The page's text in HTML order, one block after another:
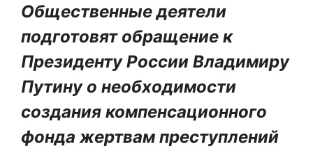
Общественные деятели
подготовят обращение к
Президенту России Владимиру
Путину о необходимости
создания компенсационного
фонда жертвам преступлений